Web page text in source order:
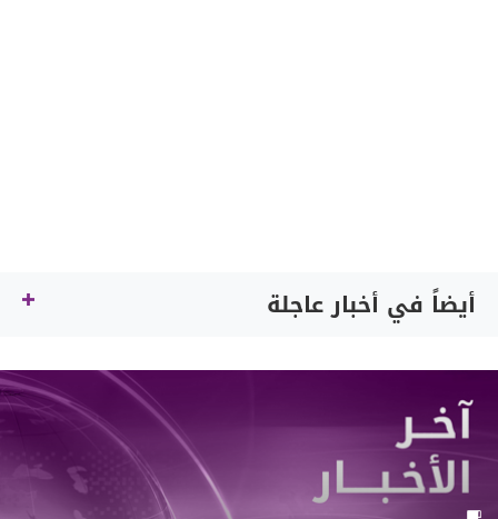
أيضاً في أخبار عاجلة